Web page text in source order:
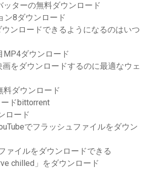
ッターの無料ダウンロード
ン8ダウンロード
ンロードできるようになるのはいつ
MP4ダウンロード
をダウンロードするのに最適なウェ
ダウンロード
ドbittorrent
ロード
でフラッシュファイルをダウン
ァイルをダウンロードできる
chilled」をダウンロード